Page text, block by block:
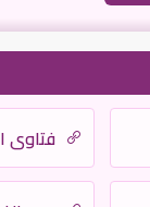
فتاوى